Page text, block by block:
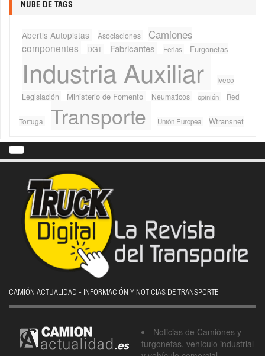
NUBE DE TAGS
Abertis Autopistas Asociaciones Camiones
componentes DGT Fabricantes Ferias Furgonetas
Industria Auxiliar
Iveco
Legislación
Ministerio de Fomento Neumaticos opinión Red
Tortuga Transporte Unión Europea Wtransnet
CAMIÓN ACTUALIDAD - INFORMACIÓN Y NOTICIAS DE TRANSPORTE
Noticias de Camiónes y
furgonetas, vehículo industrial